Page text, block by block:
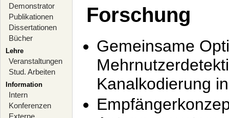
Demonstrator
Publikationen
Dissertationen
Bücher
Lehre
Veranstaltungen
Stud. Arbeiten
Information
Intern
Konferenzen
Externe
Forschung
Gemeinsame
Kanalkodierung